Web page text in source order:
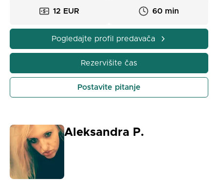
12 EUR 60 min
Pogledajte profil predavača
Rezervišite čas
Postavite pitanje
Aleksandra P.